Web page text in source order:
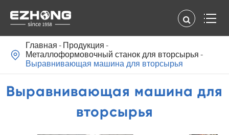

Главная
Продукция
Металлоформовочный станок для вторсырья
Выравнивающая машина для вторсырья
Выравнивающая машина для
вторсырья